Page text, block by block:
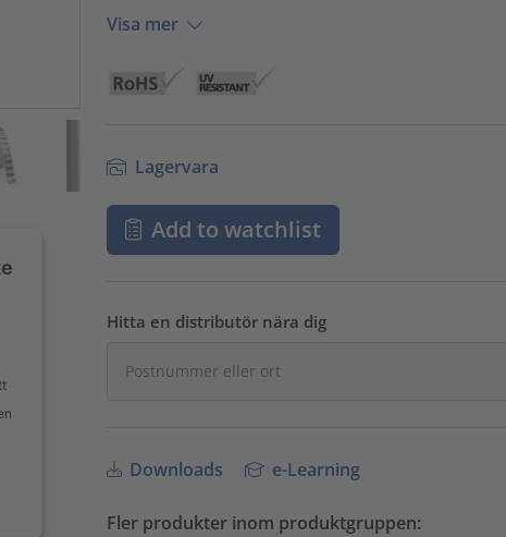
Visa mer
Lagervara
Add to watchlist
Hitta en distributör nära dig
Downloads e-Learning
Fler produkter inom produktgruppen: